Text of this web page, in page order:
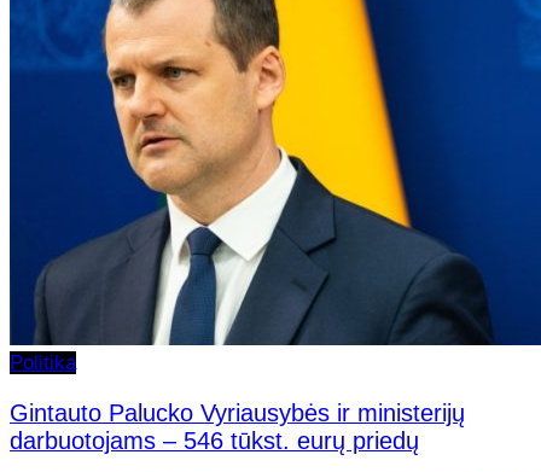
Politika
Gintauto Palucko Vyriausybės ir ministerijų
darbuotojams – 546 tūkst. eurų priedų